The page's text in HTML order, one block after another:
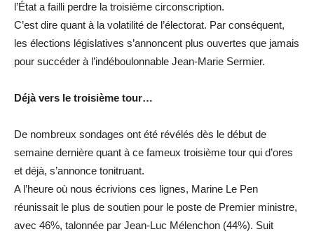
l’État a failli perdre la troisième circonscription.
C’est dire quant à la volatilité de l’électorat. Par conséquent,
les élections législatives s’annoncent plus ouvertes que jamais
pour succéder à l’indéboulonnable Jean-Marie Sermier.
Déjà vers le troisième tour…
De nombreux sondages ont été révélés dès le début de
semaine dernière quant à ce fameux troisième tour qui d’ores
et déjà, s’annonce tonitruant.
A l’heure où nous écrivions ces lignes, Marine Le Pen
réunissait le plus de soutien pour le poste de Premier ministre,
avec 46%, talonnée par Jean-Luc Mélenchon (44%). Suit